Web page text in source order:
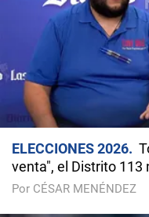
ELECCIONES 2026
venta", el Distrito 113
Por CÉSAR MENÉNDEZ